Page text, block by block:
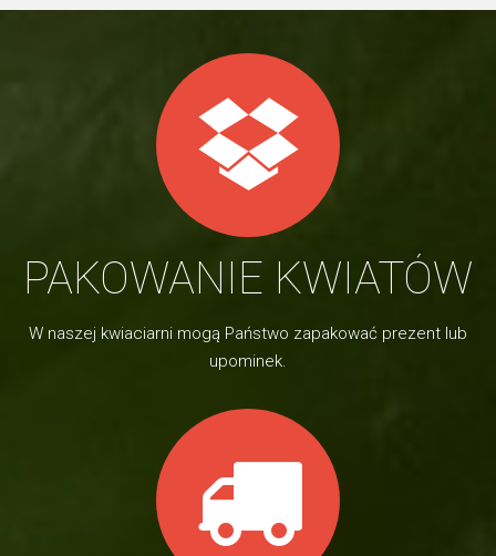
PAKOWANIE KWIATÓW
W naszej kwiaciarni mogą Państwo zapakować prezent lub
upominek.